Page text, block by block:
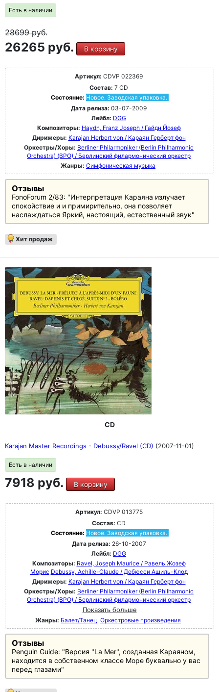
Есть в наличии
28699руб.
26265 руб. В корзину
Артикул: CDVP 022369
Состав: 7 CD
Состояние: Новое. Заводская упаковка.
Дата релиза: 03-07-2009
Лейбл: DGG
Композиторы: Haydn, Franz Joseph / Гайдн Йозеф
Дирижеры: Karajan Herbert von / Караян Герберт фон
Оркестры/Хоры: Berliner Philarmoniker (Berlin Philharmonic
Orchestra) (BPO) / Берлинский филармонический оркестр
Жанры: Симфоническая музыка
Отзывы
FonoForum 2/83: "Интерпретация Караяна излучает
спокойствие и и примирительно, она позволяет
наслаждаться Яркий, настоящий, естественный звук"
Хит продаж
CD
Karajan Master Recordings - Debussy/Ravel (CD) (2007-11-01)
Есть в наличии
7918 руб. В корзину
Артикул: CDVP 013775
Состав: CD
Состояние: Новое. Заводская упаковка.
Дата релиза: 26-10-2007
Лейбл: DGG
Композиторы: Ravel, Joseph Maurice / Равель Жозеф
Морис Debussy, Achille-Claude / Дебюсси Ашиль-Клод
Дирижеры: Karajan Herbert von / Караян Герберт фон
Оркестры/Хоры: Berliner Philarmoniker (Berlin Philharmonic
Orchestra) (BPO) / Берлинский филармонический оркестр
Показать больше
Жанры: Балет/Танец Оркестровые произведения
Отзывы
Penguin Guide: "Версия "La Mer", созданная Караяном,
находится в собственном классе Море буквально у вас
перед глазами"